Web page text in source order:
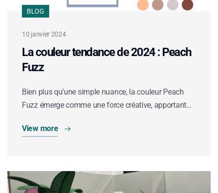
BLOG
10 janvier 2024
La couleur tendance de 2024 : Peach
Fuzz
Bien plus qu’une simple nuance, la couleur Peach
Fuzz émerge comme une force créative, apportant…
View more